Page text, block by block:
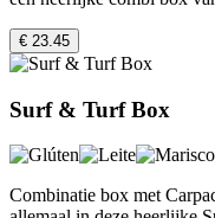
€ 23.45
Surf & Turf Box
Combinatie box met